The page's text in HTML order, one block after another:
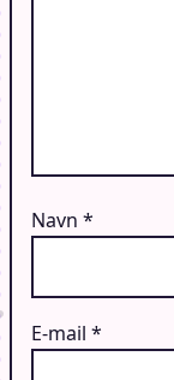
Navn *
E-mail *